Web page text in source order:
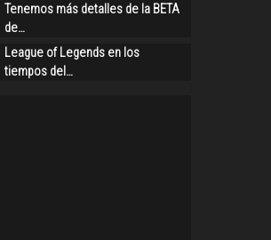
Tenemos más detalles de la BETA
de…
League of Legends en los
tiempos del…